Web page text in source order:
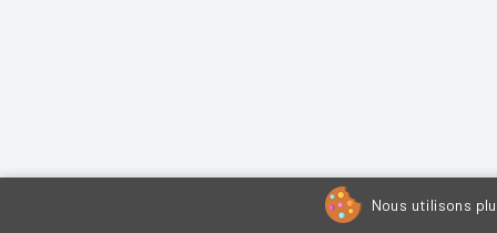
Nous utilisons